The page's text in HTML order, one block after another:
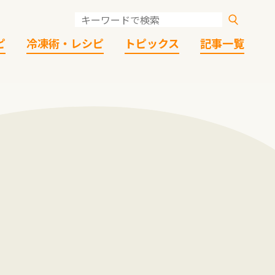
冷凍術・レシピ トピックス 記事一覧